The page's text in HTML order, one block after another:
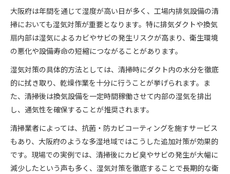
大阪府は年間を通じて湿度が高い日が多く、工場内排気設備の清
掃においても湿気対策が重要となります。特に排気ダクトや換気
扇内部は湿気によるカビやサビの発生リスクが高まり、衛生環境
の悪化や設備寿命の短縮につながることがあります。
湿気対策の具体的方法としては、清掃時にダクト内の水分を徹底
的に拭き取り、乾燥作業を十分に行うことが挙げられます。ま
た、清掃後は換気設備を一定時間稼働させて内部の湿気を排出
し、通気性を確保することが推奨されます。
清掃業者によっては、抗菌・防カビコーティングを施すサービス
もあり、大阪府のような多湿地域ではこうした追加対策が効果的
です。現場での実例では、清掃後にカビ臭やサビの発生が大幅に
減少したという声も多く、湿気対策を徹底することで長期的な衛